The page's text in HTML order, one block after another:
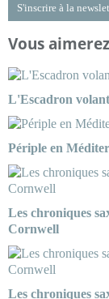
S'inscrire à la
Vous
L'Escadron
Périple en
Les chroniques
Cornwell
Les chroniques